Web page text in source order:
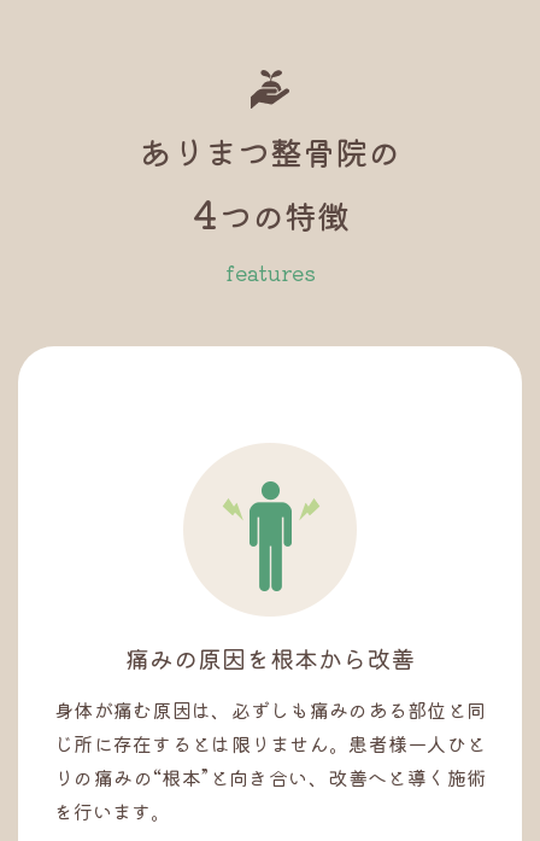
ありまつ整骨院の
4つの特徴
features
痛みの原因を根本から改善
身体が痛む原因は、必ずしも痛みのある部位と同
じ所に存在するとは限りません。患者様一人ひと
りの痛みの“根本”と向き合い、改善へと導く施術
を行います。